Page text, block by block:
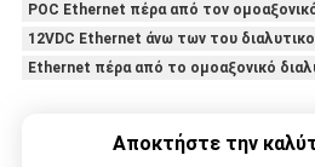
POC Ethernet πέρα από τον
12VDC Ethernet άνω των του
Ethernet πέρα από το ομοαξονικό
Αποκτήστε την